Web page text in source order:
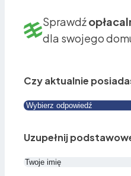
Sprawdź
dla swojego
Czy aktualnie
Uzupełnij